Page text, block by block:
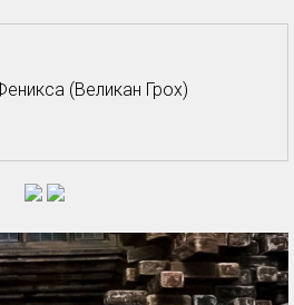
(Великан Грох)